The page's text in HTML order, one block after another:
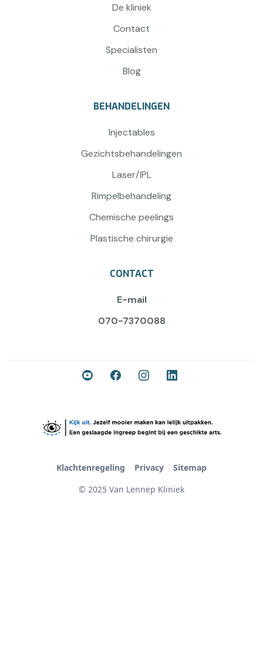
De kliniek
Contact
Specialisten
Blog
BEHANDELINGEN
Injectables
Gezichtsbehandelingen
Laser/IPL
Rimpelbehandeling
Chemische peelings
Plastische chirurgie
CONTACT
E-mail
070-7370088
© 2025 Van Lennep Kliniek
Klachtenregeling Privacy Sitemap